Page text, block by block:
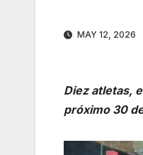
MAY 12, 2026
Diez atletas,
próximo 30